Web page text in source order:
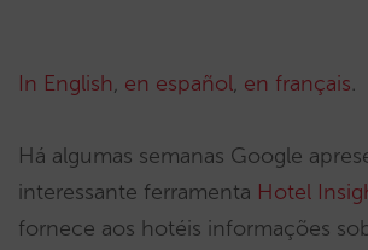
In English, en español, en français.
Há algumas semanas Google
interessante ferramenta Hotel
fornece aos hotéis informações